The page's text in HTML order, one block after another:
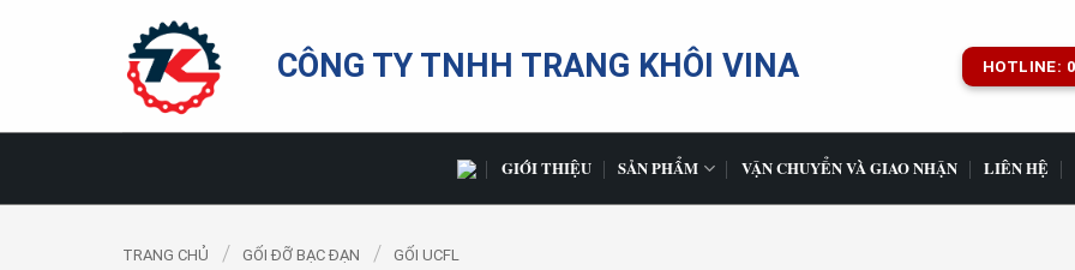
CÔNG TY TNHH TRANG KHÔI VINA HOTLINE:
GIỚI THIỆU SẢN PHẨM VẬN CHUYỂN VÀ GIAO NHẬN LIÊN HỆ
TRANG CHỦ / GỐI ĐỠ BẠC ĐẠN / GỐI UCFL